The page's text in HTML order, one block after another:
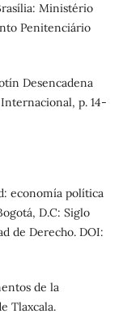
Ministério
Penitenciário
Desencadena
p. 14-
economía política
D.C: Siglo
de Derecho. DOI:
de la
Tlaxcala.